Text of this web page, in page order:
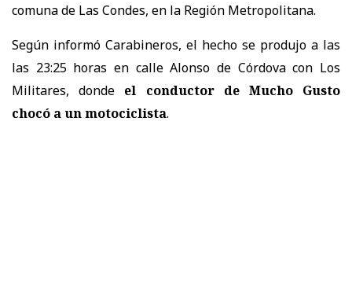
comuna de Las Condes, en la Región Metropolitana.
Según informó Carabineros, el hecho se produjo a las
las 23:25 horas en calle Alonso de Córdova con Los
Militares, donde el conductor de Mucho Gusto
chocó a un motociclista.